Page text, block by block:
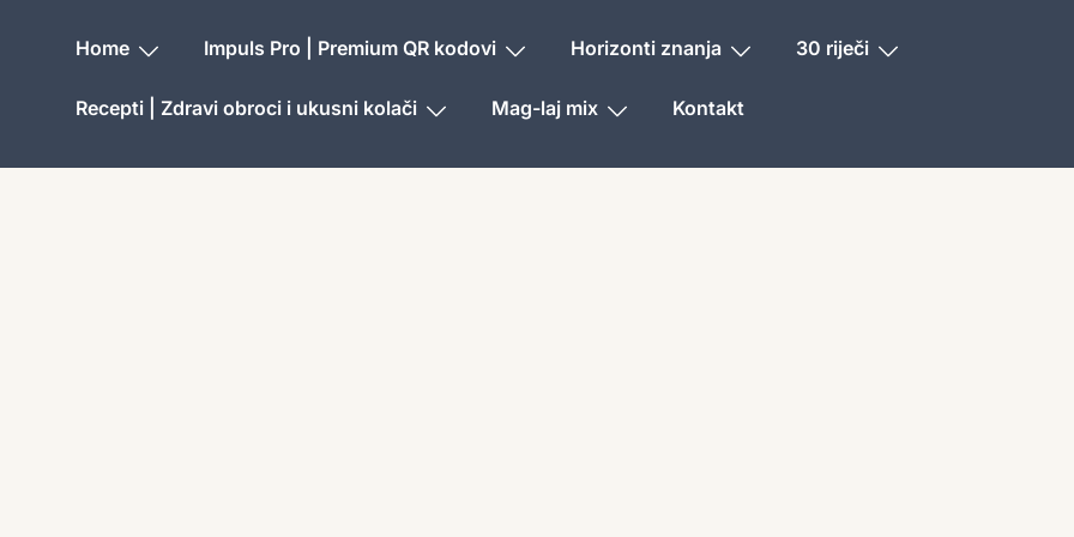
Home Impuls Pro | Premium QR kodovi Horizonti znanja 30 riječi
Recepti | Zdravi obroci i ukusni kolači Mag-laj mix Kontakt